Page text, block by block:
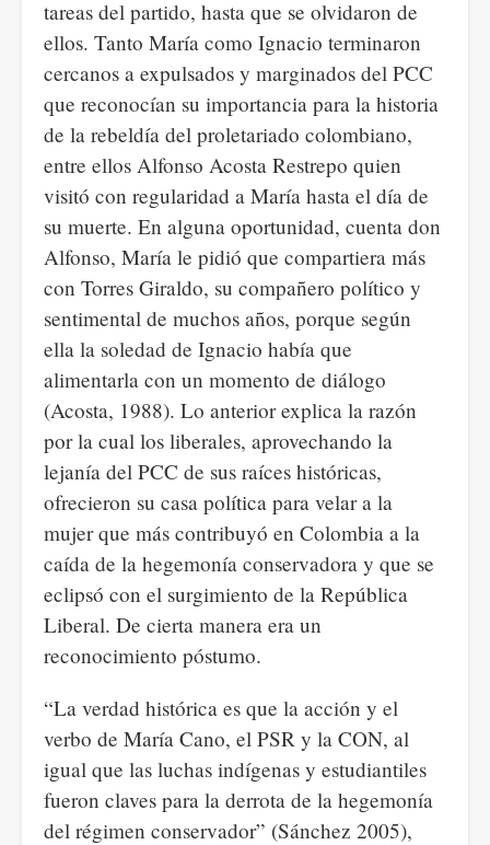
tareas del partido, hasta que se olvidaron de
ellos. Tanto María como Ignacio terminaron
cercanos a expulsados y marginados del PCC
que reconocían su importancia para la historia
de la rebeldía del proletariado colombiano,
entre ellos Alfonso Acosta Restrepo quien
visitó con regularidad a María hasta el día de
su muerte. En alguna oportunidad, cuenta don
Alfonso, María le pidió que compartiera más
con Torres Giraldo, su compañero político y
sentimental de muchos años, porque según
ella la soledad de Ignacio había que
alimentarla con un momento de diálogo
(Acosta, 1988). Lo anterior explica la razón
por la cual los liberales, aprovechando la
lejanía del PCC de sus raíces históricas,
ofrecieron su casa política para velar a la
mujer que más contribuyó en Colombia a la
caída de la hegemonía conservadora y que se
eclipsó con el surgimiento de la República
Liberal. De cierta manera era un
reconocimiento póstumo.
“La verdad histórica es que la acción y el
verbo de María Cano, el PSR y la CON, al
igual que las luchas indígenas y estudiantiles
fueron claves para la derrota de la hegemonía
del régimen conservador” (Sánchez 2005),